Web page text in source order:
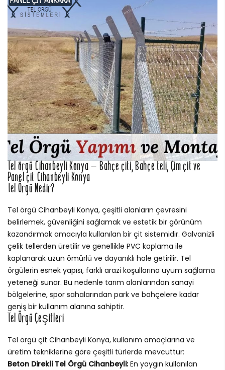
Tel örgü Cihanbeyli Konya – Bahçe çiti, Bahçe teli, Çim çit ve
Panel çit Cihanbeyli Konya
Tel Örgü Nedir?
Tel örgü Cihanbeyli Konya, çeşitli alanların çevresini
belirlemek, güvenliğini sağlamak ve estetik bir görünüm
kazandırmak amacıyla kullanılan bir çit sistemidir. Galvanizli
çelik tellerden üretilir ve genellikle PVC kaplama ile
kaplanarak uzun ömürlü ve dayanıklı hale getirilir. Tel
örgülerin esnek yapısı, farklı arazi koşullarına uyum sağlama
yeteneği sunar. Bu nedenle tarım alanlarından sanayi
bölgelerine, spor sahalarından park ve bahçelere kadar
geniş bir kullanım alanına sahiptir.
Tel Örgü Çeşitleri
Tel örgü çit Cihanbeyli Konya, kullanım amaçlarına ve
üretim tekniklerine göre çeşitli türlerde mevcuttur:
Beton Direkli Tel Örgü Cihanbeyli:En yaygın kullanılan